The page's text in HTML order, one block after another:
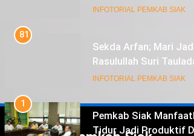
INFOTORIAL PEMKAB SIAK
1
Pemkab Siak
Tidur Jadi Produktif
PAD dan
INFOTORIAL PEMKAB SIAK
2
Bupati Siak Dorong
Kembali Jadi PSN dan